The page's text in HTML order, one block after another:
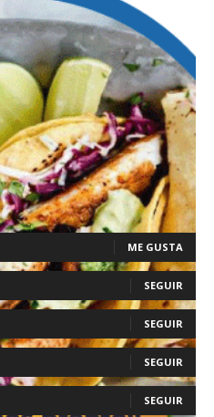
ME GUSTA
SEGUIR
SEGUIR
SEGUIR
SEGUIR